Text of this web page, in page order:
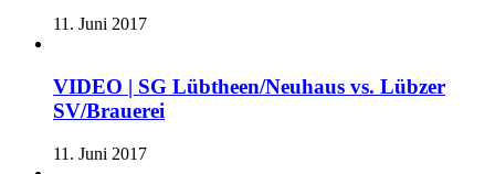
11. Juni 2017
VIDEO | SG Lübtheen/Neuhaus vs. Lübzer
SV/Brauerei
11. Juni 2017